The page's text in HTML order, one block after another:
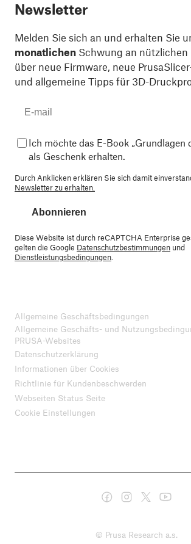
Newsletter
Melden Sie sich an und erhalten Sie
monatlichen Schwung an
über neue Firmware, neue
und allgemeine Tipps für 3D-
Ich möchte das E-Book „Grundlagen
als Geschenk erhalten.
Durch Anklicken erklären Sie sich damit
Newsletter zu erhalten.
Abonnieren
Diese Website ist durch reCAPTCHA Enterprise
gelten die Google Datenschutzbestimmungen und
Dienstleistungsbedingungen
Allgemeine Geschäftsbedingungen
Allgemeine Geschäfts- und
PRUSA-Websites
Datenschutzerklärung
Informationen über Cookies
Richtlinie für Kundenbeschwerden
Webseiten Status Seite
Cookie Einstellungen
© Prusa Research a.s.